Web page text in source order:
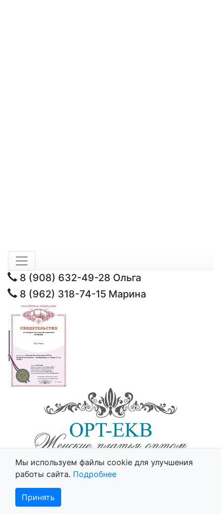
8 (908) 632-49-28 Ольга
8 (962) 318-74-15 Марина
Политика использования cookie
Мы используем файлы cookie для улучшения
работы сайта. Подробнее
Принять